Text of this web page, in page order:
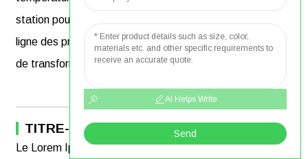
station pour réaliser la surveillance de la température en
ligne des principaux composants électriques du système
de transformation et de distribution d'énergie.
TITRE-TYPE-1
Le Lorem Ipsum est un faux texte employé dans la
AI Helps Write
Send